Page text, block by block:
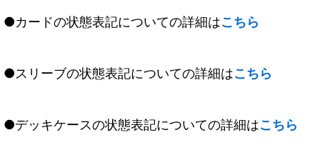
●カードの状態表記についての詳細はこちら
●スリーブの状態表記についての詳細はこちら
●デッキケースの状態表記についての詳細はこちら